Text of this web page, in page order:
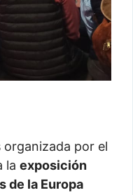
por el
la exposición
de la Europa